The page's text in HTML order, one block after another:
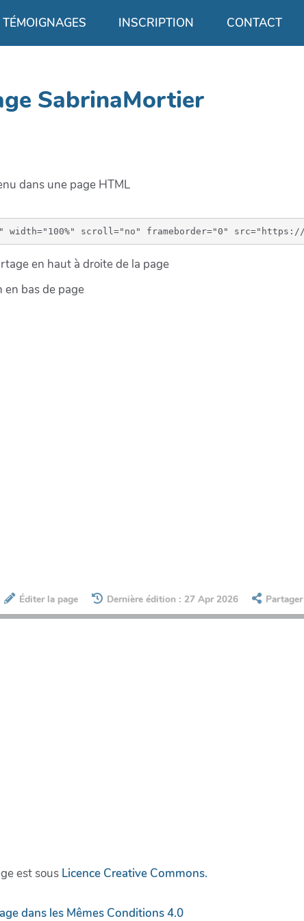
TÉMOIGNAGES INSCRIPTION CONTACT
SabrinaMortier
dans une page HTML
en haut à droite de la page
bas de page
Éditer la page Dernière édition : 27 Apr 2026 Partager
est sous Licence Creative Commons.
dans les Mêmes Conditions 4.0